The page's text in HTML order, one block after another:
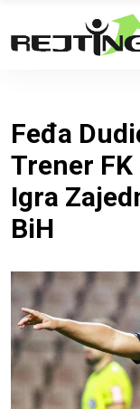
Feđa
Trener FK
Igra
BiH